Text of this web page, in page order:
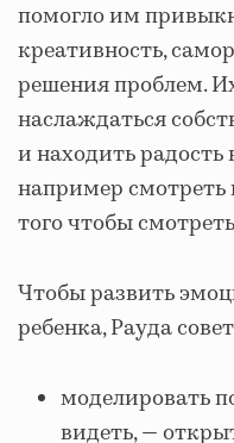
помогло им
креативность,
решения проблем.
наслаждаться
и находить
например
того чтобы
Чтобы развить
ребенка, Рауда
моделировать
видеть, —